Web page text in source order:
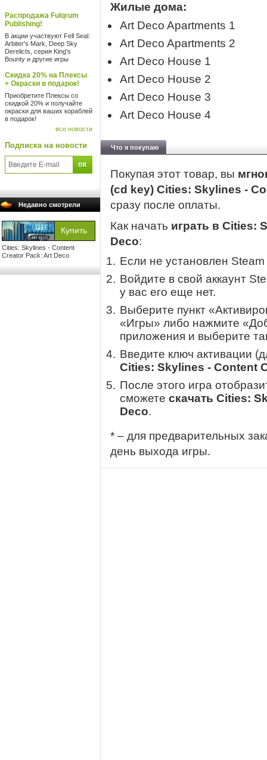
Распродажа Fulqrum
Publishing!
В акции участвуют Fell Seal:
Arbiter's Mark, Deep Sky
Derelicts, серия King's
Bounty и другие игры
Скидка 20% на Плексы
+ Окраски в подарок!
Приобретите Плексы со
скидкой 20% и получайте
окраски для ваших кораблей
в подарок!
все новости
Подписка на новости
Недавно смотрели
Cities: Skylines - Content
Creator Pack: Art Deco
Жилые дома:
Art Deco Apartments 1
Art Deco Apartments 2
Art Deco House 1
Art Deco House 2
Art Deco House 3
Art Deco House 4
Что я покупаю
Покупая этот товар, вы
(cd key) Cities: Skylines -
сразу после оплаты.
Как начать играть в Cities:
Deco:
Если не установлен
Войдите в свой аккаунт
у вас его еще нет.
Выберите пункт
«Игры» либо нажмите
приложения и выберите
Введите ключ активации
Cities: Skylines - Content
После этого игра
сможете скачать Cities:
Deco.
* – для предварительных
день выхода игры.